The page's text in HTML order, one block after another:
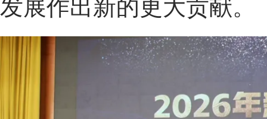
发展作出新的更大贡献。